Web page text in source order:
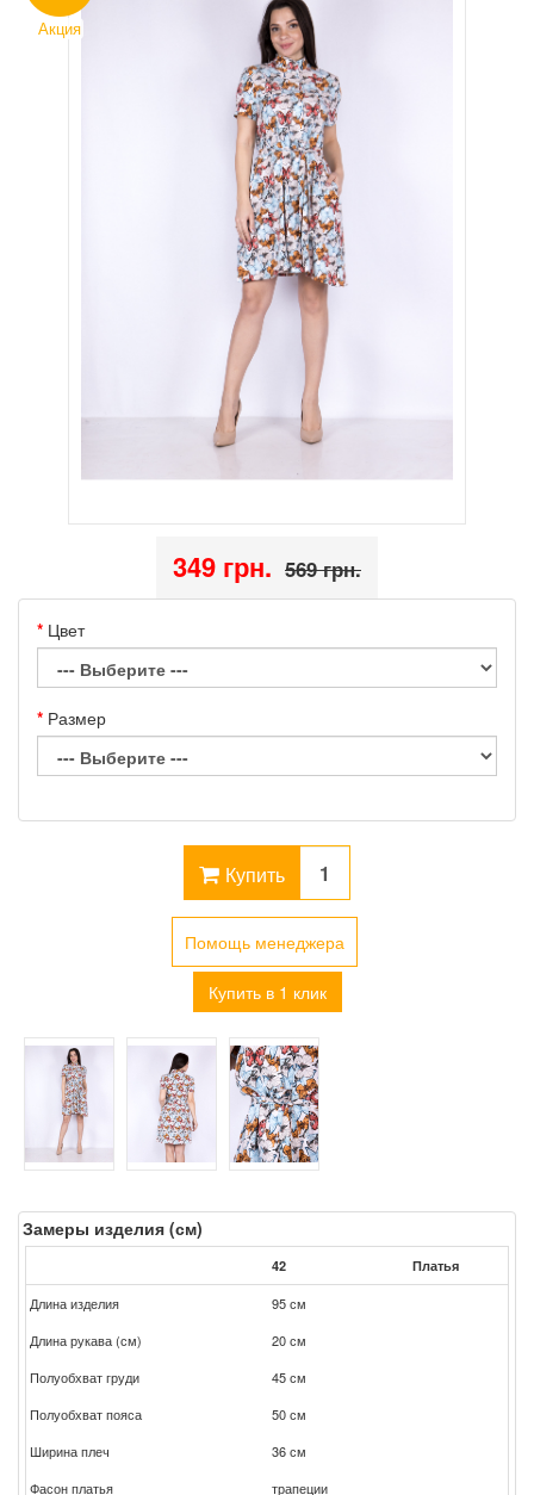
Акция
349 грн. 569 грн.
Цвет
Размер
Купить
Помощь менеджера
Купить в 1 клик
Замеры изделия (см)
42 Платья
Длина изделия
95 см
Длина рукава (см)
20 см
Полуобхват груди
45 см
Полуобхват пояса
50 см
Ширина плеч
36 см
Фасон платья
трапеции